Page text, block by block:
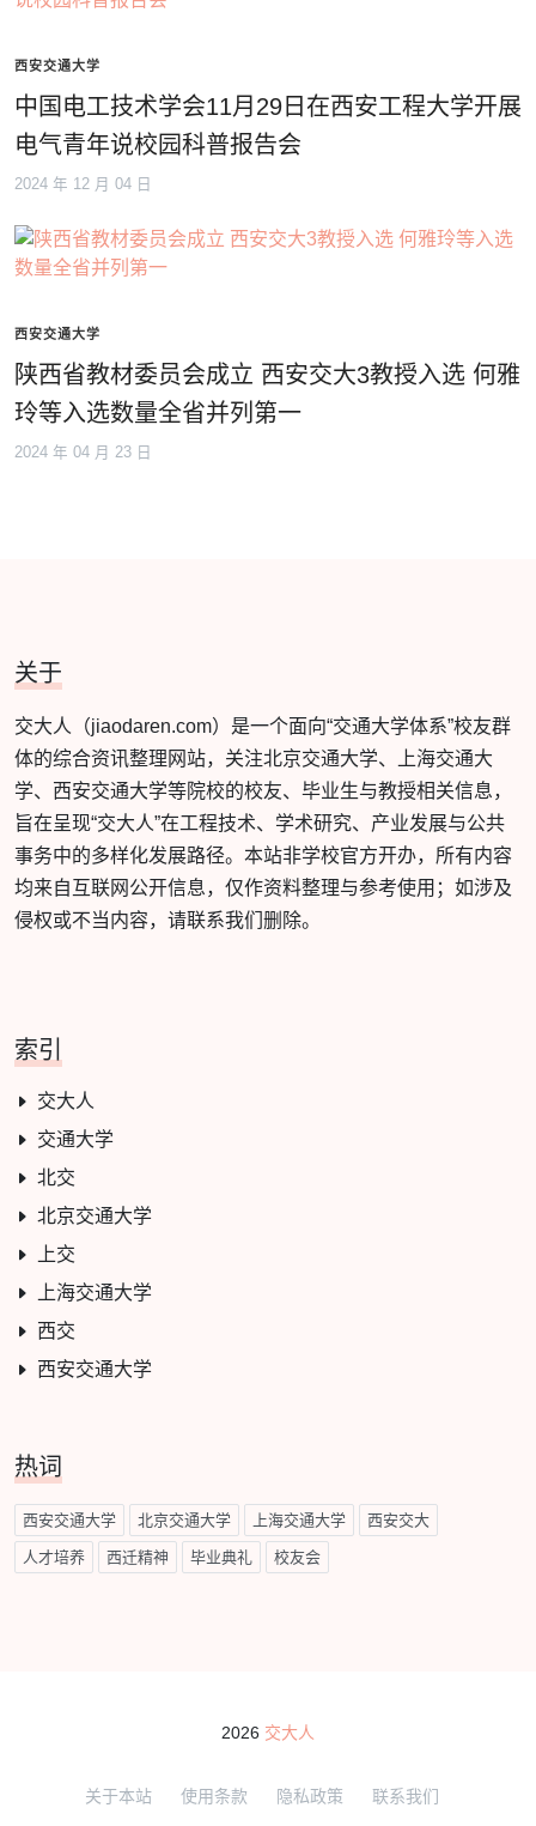
西安交通大学
中国电工技术学会11月29日在西安工程大学开展
电气青年说校园科普报告会
2024 年 12 月 04 日
西安交通大学
陕西省教材委员会成立 西安交大3教授入选 何雅
玲等入选数量全省并列第一
2024 年 04 月 23 日
关于
交大人（jiaodaren.com）是一个面向“交通大学体系”校友群
体的综合资讯整理网站，关注北京交通大学、上海交通大
学、西安交通大学等院校的校友、毕业生与教授相关信息，
旨在呈现“交大人”在工程技术、学术研究、产业发展与公共
事务中的多样化发展路径。本站非学校官方开办，所有内容
均来自互联网公开信息，仅作资料整理与参考使用；如涉及
侵权或不当内容，请联系我们删除。
索引
交大人
交通大学
北交
北京交通大学
上交
上海交通大学
西交
西安交通大学
热词
西安交通大学 北京交通大学 上海交通大学 西安交大
人才培养 西迁精神 毕业典礼 校友会
2026 交大人
关于本站 使用条款 隐私政策 联系我们